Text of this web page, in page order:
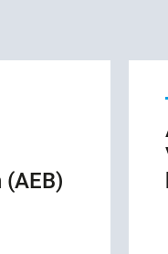
(AEB)